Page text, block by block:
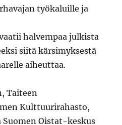
työkaluille ja
halvempaa julkista
siitä kärsimyksestä
aiheuttaa.
Taiteen
Kulttuurirahasto,
Oistat-keskus